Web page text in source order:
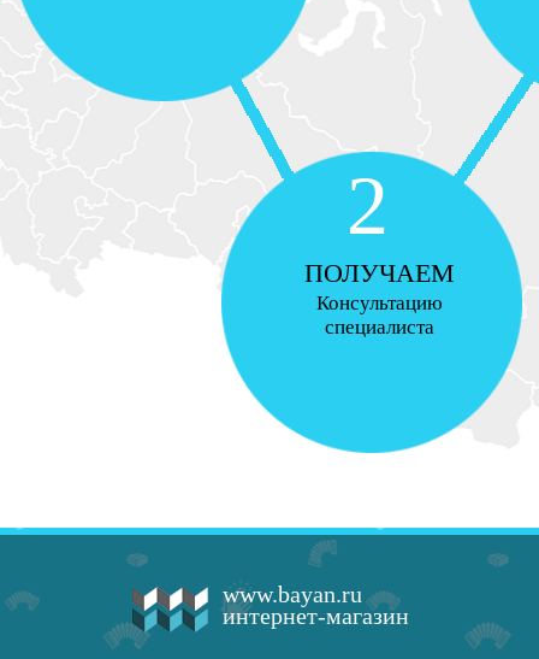
2
ПОЛУЧАЕМ
Консультацию
специалиста
www.bayan.ru
интернет-магазин